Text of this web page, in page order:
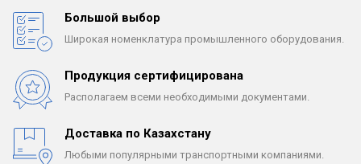
Большой выбор
Широкая номенклатура промышленного оборудования.
Продукция сертифицирована
Располагаем всеми необходимыми документами.
Доставка по Казахстану
Любыми популярными транспортными компаниями.